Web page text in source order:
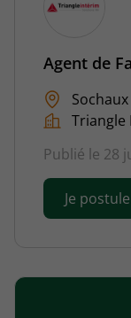
Agent de
Sochaux
Triangle
Publié le 28
Je postule